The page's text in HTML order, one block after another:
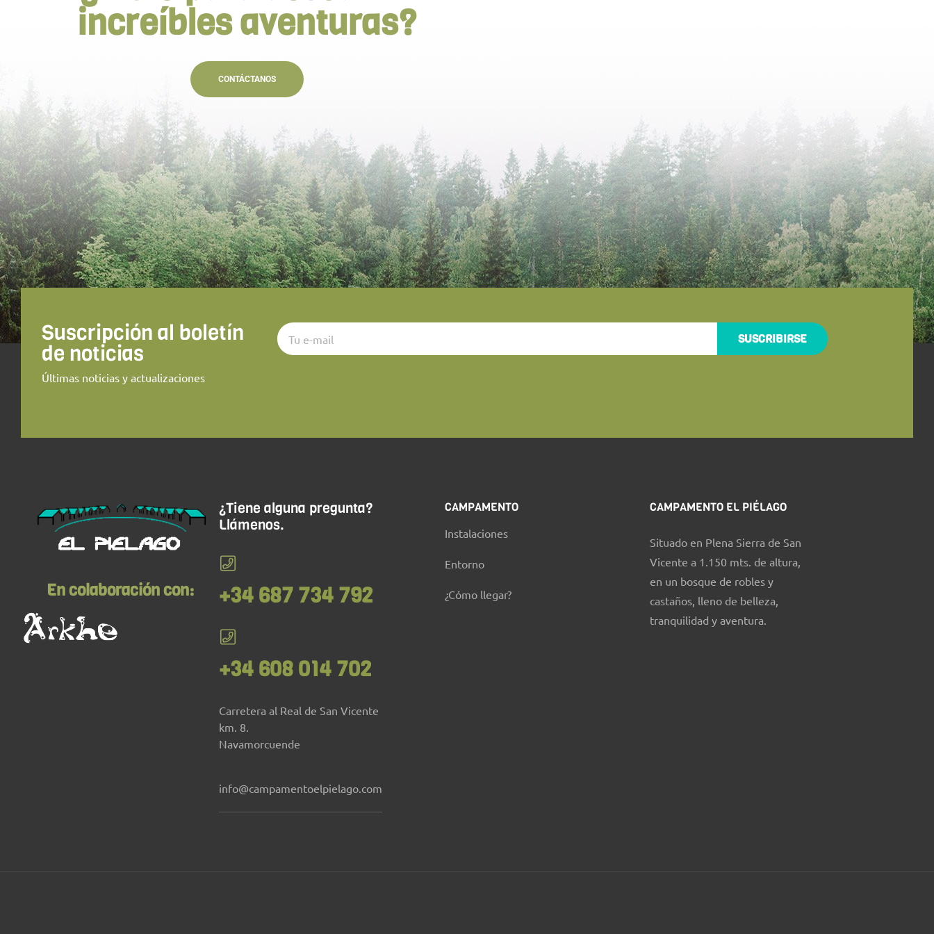
increíbles aventuras?
CONTÁCTANOS
Suscripción al boletín
de noticias
Últimas noticias y actualizaciones
SUSCRIBIRSE
En colaboración con:
¿Tiene alguna pregunta?
Llámenos.
+34 687 734 792
+34 608 014 702
Carretera al Real de San Vicente
km. 8.
Navamorcuende
info@campamentoelpielago.com
CAMPAMENTO
Instalaciones
Entorno
¿Cómo llegar?
CAMPAMENTO EL PIÉLAGO
Situado en Plena Sierra de San
Vicente a 1.150 mts. de altura,
en un bosque de robles y
castaños, lleno de belleza,
tranquilidad y aventura.